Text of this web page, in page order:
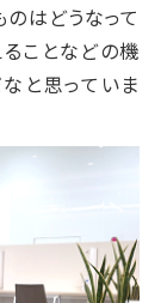
はどうなって
ことなどの機
と思っていま